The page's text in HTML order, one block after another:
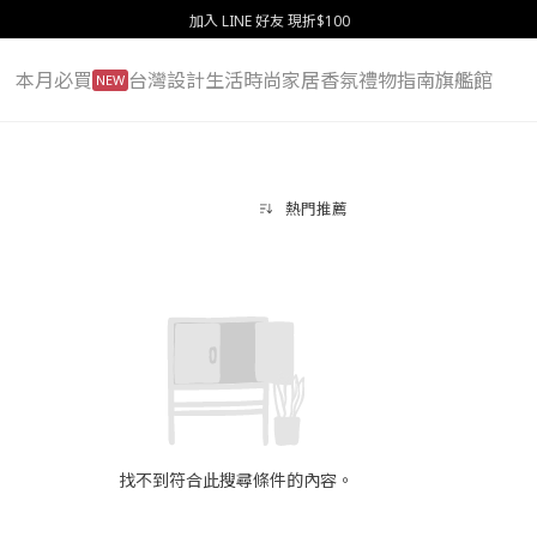
加入 LINE 好友 現折$100
本月必買 NEW 台灣設計生活時尚家居香氛禮物指南旗艦館
熱門推薦
找不到符合此搜尋條件的內容。